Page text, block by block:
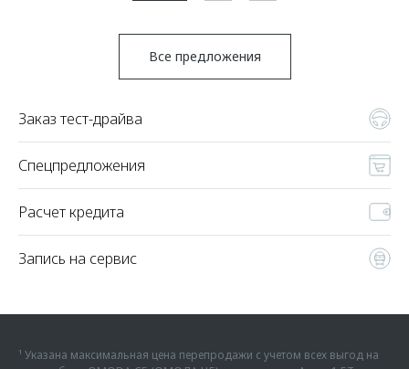
Все предложения
Заказ тест-драйва
Спецпредложения
Расчет кредита
Запись на сервис
¹ Указана максимальная цена перепродажи с учетом всех выгод на